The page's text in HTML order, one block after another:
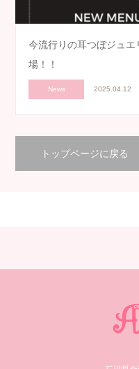
今流行りの耳つぼジュ
場！！
News 2025.04.12
トップページに戻る